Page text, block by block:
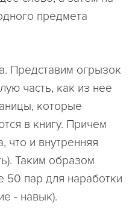
предмета
Представим огрызок
часть, как из нее
которые
в книгу. Причем
что и внутренняя
Таким образом
50 пар для наработки
- навык).